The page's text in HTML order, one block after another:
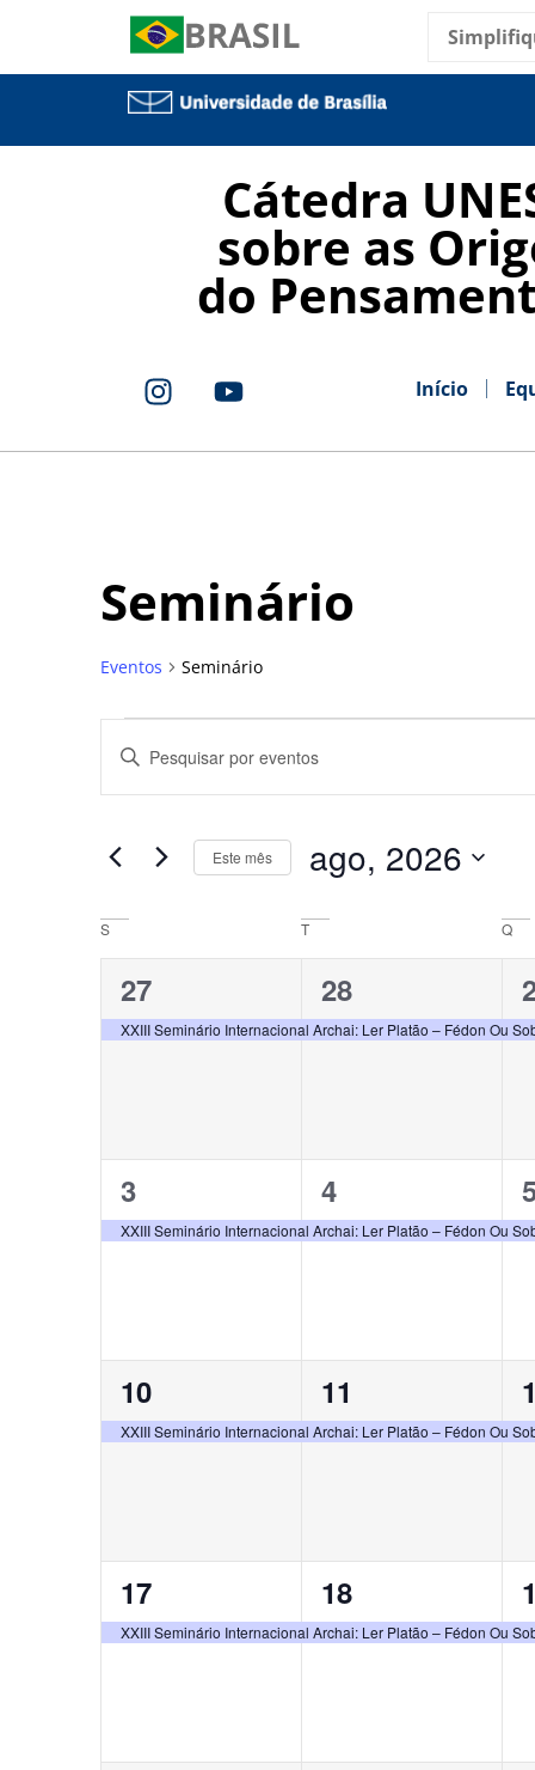
Cátedra
sobre as
do
Início
Seminário
Eventos Seminário
Pesquisa
e
navegação
de
visuais
de
Eventos
Digite
chave.
pela Este mês ago, 2026
data.
Calendárior
de
Eventos
S T Q
1
evento,
27
XXIII Seminário Internacional Archai: Ler Platão – Fédon Ou
1
evento,
28
1
1
evento,
3
XXIII Seminário Internacional Archai: Ler Platão – Fédon Ou
1
evento,
4
1
1
evento,
10
XXIII Seminário Internacional Archai: Ler Platão – Fédon Ou
1
evento,
11
1
1
evento,
17
XXIII Seminário Internacional Archai: Ler Platão – Fédon Ou
1
evento,
18
1